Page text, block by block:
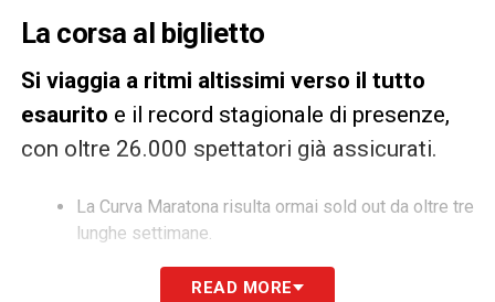
La corsa al biglietto
Si viaggia a ritmi altissimi verso il tutto
esaurito e il record stagionale di presenze,
con oltre 26.000 spettatori già assicurati.
La Curva Maratona risulta ormai sold out da oltre tre
lunghe settimane.
Completamente esauriti anche i popolari settori
Distinti e Curva Primavera.
READ MORE